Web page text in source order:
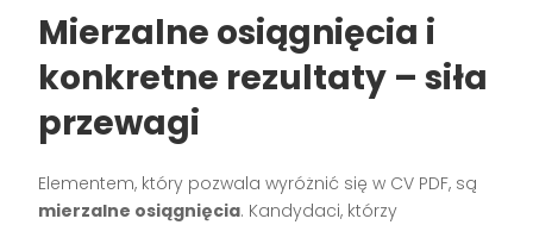
Mierzalne osiągnięcia i
konkretne rezultaty – siła
przewagi
Elementem, który pozwala wyróżnić się w CV PDF, są
mierzalne osiągnięcia. Kandydaci, którzy